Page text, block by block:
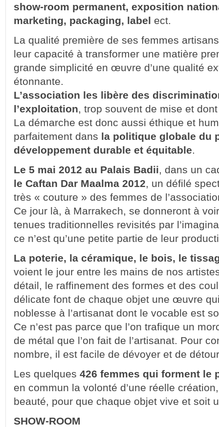
show-room permanent, exposition
marketing, packaging, label ect.
La qualité première de ses femmes
leur capacité à transformer une matière
grande simplicité en œuvre d’une qualité
étonnante.
L’association les libère des
l’exploitation, trop souvent de mise et
La démarche est donc aussi éthique et
parfaitement dans la politique globale du
développement durable et équitable.
Le 5 mai 2012 au Palais Badii, dans un
le Caftan Dar Maalma 2012, un défilé
très « couture » des femmes de
Ce jour là, à Marrakech, se donneront à
tenues traditionnelles revisités par
ce n’est qu’une petite partie de leur
La poterie, la céramique, le bois, le
voient le jour entre les mains de nos
détail, le raffinement des formes et des
délicate font de chaque objet une œuvre
noblesse à l’artisanat dont le vocable est
Ce n’est pas parce que l’on trafique un
de métal que l’on fait de l’artisanat. Pour
nombre, il est facile de dévoyer et de
Les quelques 426 femmes qui forment le
en commun la volonté d’une réelle
beauté, pour que chaque objet vive et soit
SHOW-ROOM